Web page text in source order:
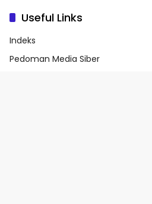
Useful Links
Indeks
Pedoman Media Siber